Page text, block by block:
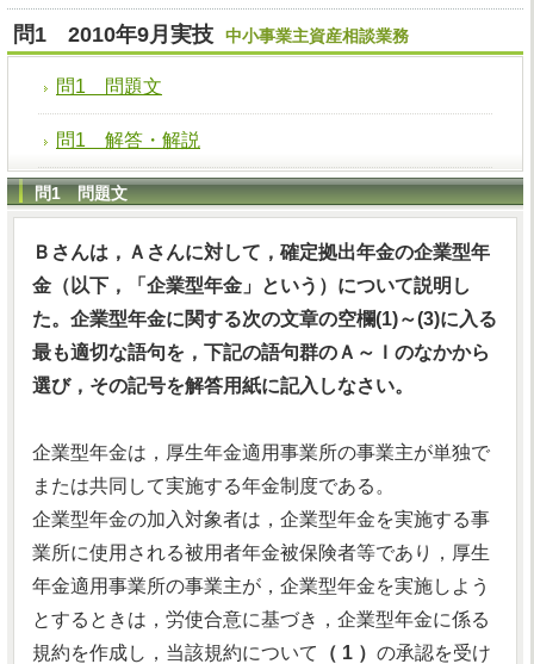
問1 2010年9月実技 中小事業主資産相談業務
問1 問題文
問1 解答・解説
問1 問題文
Ｂさんは，Ａさんに対して，確定拠出年金の企業型年
金（以下，「企業型年金」という）について説明し
た。企業型年金に関する次の文章の空欄(1)～(3)に入る
最も適切な語句を，下記の語句群のＡ～Ｉのなかから
選び，その記号を解答用紙に記入しなさい。
企業型年金は，厚生年金適用事業所の事業主が単独で
または共同して実施する年金制度である。
企業型年金の加入対象者は，企業型年金を実施する事
業所に使用される被用者年金被保険者等であり，厚生
年金適用事業所の事業主が，企業型年金を実施しよう
とするときは，労使合意に基づき，企業型年金に係る
規約を作成し，当該規約について
（ 1 ） の承認を受け